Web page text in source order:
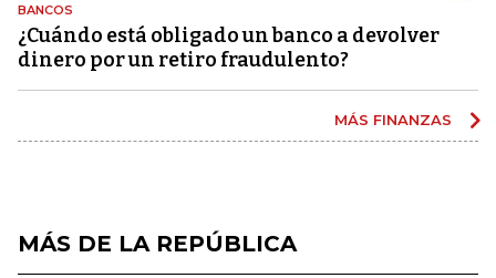
BANCOS
¿Cuándo está obligado un banco a devolver
dinero por un retiro fraudulento?
MÁS FINANZAS
MÁS DE LA REPÚBLICA